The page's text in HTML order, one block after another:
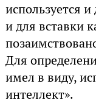
используется
и для вставки
Для
имел в виду,
интеллект».